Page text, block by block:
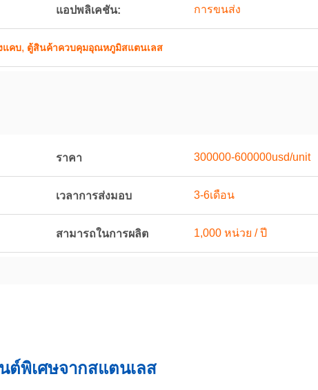
แอปพลิเคชัน: การขนส่ง
แคบ, ตู้สินค้าควบคุมอุณหภูมิสแตนเลส
ราคา 300000-600000usd/unit
เวลาการส่งมอบ 3-6เดือน
สามารถในการผลิต 1,000 หน่วย / ปี
ต์พิเศษจากสแตนเลส